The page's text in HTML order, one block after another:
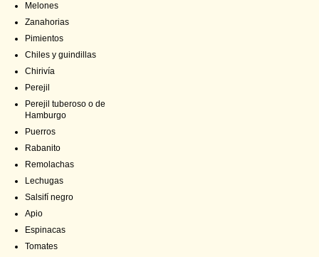
Melones
Zanahorias
Pimientos
Chiles y guindillas
Chirivía
Perejil
Perejil tuberoso o de
Hamburgo
Puerros
Rabanito
Remolachas
Lechugas
Salsifí negro
Apio
Espinacas
Tomates